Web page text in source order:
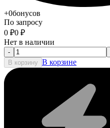
+0бонусов
По запросу
0 ₽0 ₽
Нет в наличии
-
В корзину В корзине